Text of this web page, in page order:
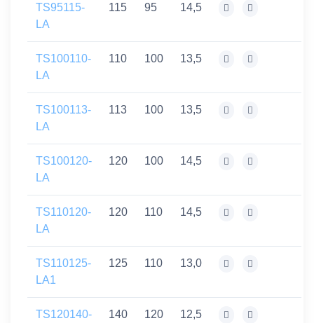
TS95115-
LA
115 95 14,5
TS100110-
LA
110 100 13,5
TS100113-
LA
113 100 13,5
TS100120-
LA
120 100 14,5
TS110120-
LA
120 110 14,5
TS110125-
LA1
125 110 13,0
TS120140-
140 120 12,5